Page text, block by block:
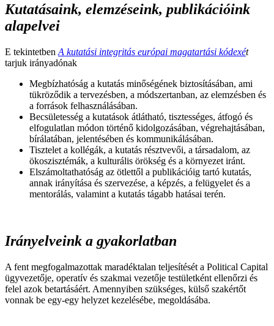
Kutatásaink, elemzéseink, publikációink
alapelvei
E tekintetben A kutatási integritás európai magatartási kódexét
tarjuk irányadónak
Megbízhatóság a kutatás minőségének biztosításában, ami
tükröződik a tervezésben, a módszertanban, az elemzésben és
a források felhasználásában.
Becsületesség a kutatások átlátható, tisztességes, átfogó és
elfogulatlan módon történő kidolgozásában, végrehajtásában,
bírálatában, jelentésében és kommunikálásában.
Tisztelet a kollégák, a kutatás résztvevői, a társadalom, az
ökoszisztémák, a kulturális örökség és a környezet iránt.
Elszámoltathatóság az ötlettől a publikációig tartó kutatás,
annak irányítása és szervezése, a képzés, a felügyelet és a
mentorálás, valamint a kutatás tágabb hatásai terén.
Irányelveink a gyakorlatban
A fent megfogalmazottak maradéktalan teljesítését a Political Capital
ügyvezetője, operatív és szakmai vezetője testületként ellenőrzi és
felel azok betartásáért. Amennyiben szükséges, külső szakértőt
vonnak be egy-egy helyzet kezelésébe, megoldásába.